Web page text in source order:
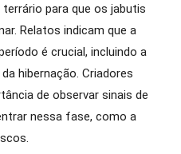
para que os jabutis
Relatos indicam que a
é crucial, incluindo a
hibernação. Criadores
de observar sinais de
nessa fase, como a